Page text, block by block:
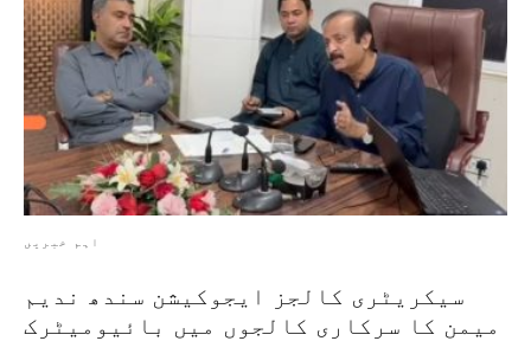
اہم خبریں
سیکریٹری کالجز ایجوکیشن سندھ ندیم
میمن کا سرکاری کالجوں میں بائیومیٹرک